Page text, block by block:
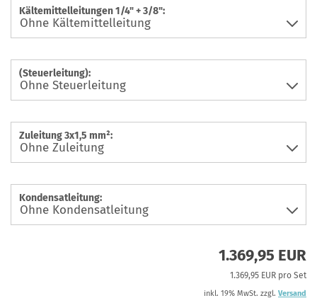
Kältemittelleitungen 1/4" + 3/8":
(Steuerleitung):
Zuleitung 3x1,5 mm²:
Kondensatleitung:
1.369,95 EUR
1.369,95 EUR pro Set
inkl. 19% MwSt. zzgl. Versand